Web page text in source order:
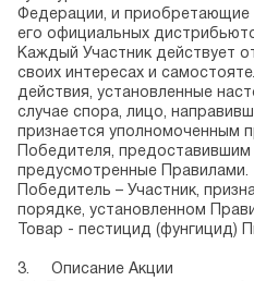
Федерации, и приобретающие
его официальных
Каждый Участник действует
своих интересах и
действия, установленные
случае спора, лицо,
признается уполномоченным
Победителя,
предусмотренные Правилами.
Победитель – Участник,
порядке, установленном
Товар - пестицид (фунгицид)
3.
Описание Акции